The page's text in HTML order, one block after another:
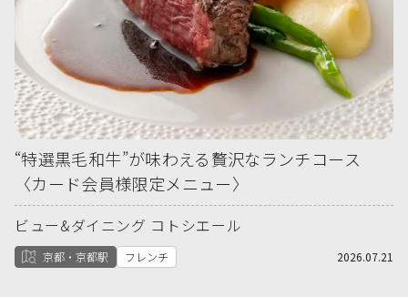
“特選黒毛和牛”が味わえる贅沢なランチコース
〈カード会員様限定メニュー〉
ビュー&ダイニング コトシエール
京都・京都駅 フレンチ 2026.07.21